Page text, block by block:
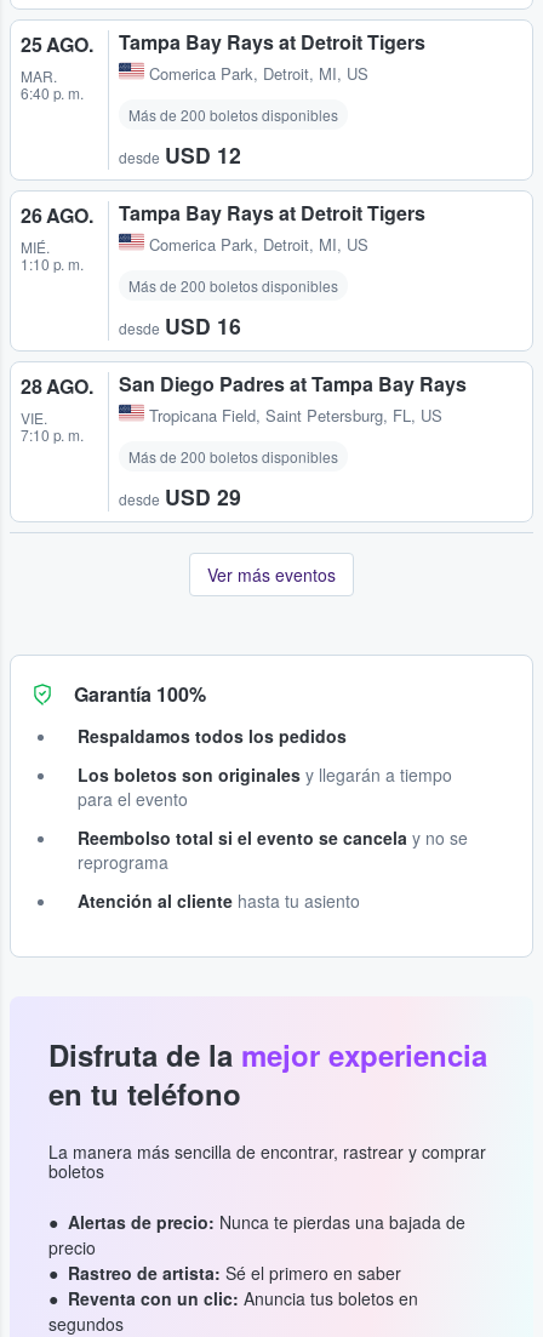
25 AGO.
MAR.
6:40 p. m.
Tampa Bay Rays at Detroit Tigers
Comerica Park, Detroit, MI, US
Más de 200 boletos disponibles
desde USD 12
26 AGO.
MIÉ.
1:10 p. m.
Tampa Bay Rays at Detroit Tigers
Comerica Park, Detroit, MI, US
Más de 200 boletos disponibles
desde USD 16
28 AGO.
VIE.
7:10 p. m.
San Diego Padres at Tampa Bay Rays
Tropicana Field, Saint Petersburg, FL, US
Más de 200 boletos disponibles
desde USD 29
Ver más eventos
Garantía 100%
Respaldamos todos los pedidos
Los boletos son originales y llegarán a tiempo
para el evento
Reembolso total si el evento se cancela y no se
reprograma
Atención al cliente hasta tu asiento
Disfruta de la mejor experiencia
en tu teléfono
La manera más sencilla de encontrar, rastrear y comprar
boletos
Alertas de precio: Nunca te pierdas una bajada de
precio
Rastreo de artista: Sé el primero en saber
Reventa con un clic: Anuncia tus boletos en
segundos